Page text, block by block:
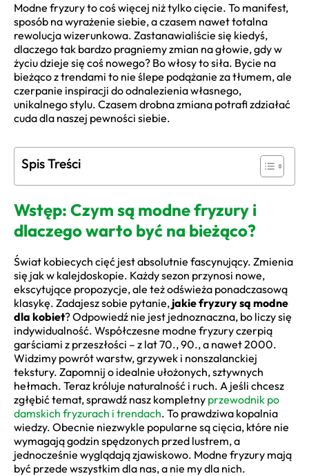
Modne fryzury to coś więcej niż tylko cięcie. To manifest,
sposób na wyrażenie siebie, a czasem nawet totalna
rewolucja wizerunkowa. Zastanawialiście się kiedyś,
dlaczego tak bardzo pragniemy zmian na głowie, gdy w
życiu dzieje się coś nowego? Bo włosy to siła. Bycie na
bieżąco z trendami to nie ślepe podążanie za tłumem, ale
czerpanie inspiracji do odnalezienia własnego,
unikalnego stylu. Czasem drobna zmiana potrafi zdziałać
cuda dla naszej pewności siebie.
Spis Treści
Wstęp: Czym są modne fryzury i
dlaczego warto być na bieżąco?
Świat kobiecych cięć jest absolutnie fascynujący. Zmienia
się jak w kalejdoskopie. Każdy sezon przynosi nowe,
ekscytujące propozycje, ale też odświeża ponadczasową
klasykę. Zadajesz sobie pytanie, jakie fryzury są modne
dla kobiet? Odpowiedź nie jest jednoznaczna, bo liczy się
indywidualność. Współczesne modne fryzury czerpią
garściami z przeszłości – z lat 70., 90., a nawet 2000.
Widzimy powrót warstw, grzywek i nonszalanckiej
tekstury. Zapomnij o idealnie ułożonych, sztywnych
hełmach. Teraz króluje naturalność i ruch. A jeśli chcesz
zgłębić temat, sprawdź nasz kompletny przewodnik po
damskich fryzurach i trendach. To prawdziwa kopalnia
wiedzy. Obecnie niezwykle popularne są cięcia, które nie
wymagają godzin spędzonych przed lustrem, a
jednocześnie wyglądają zjawiskowo. Modne fryzury mają
być przede wszystkim dla nas, a nie my dla nich.